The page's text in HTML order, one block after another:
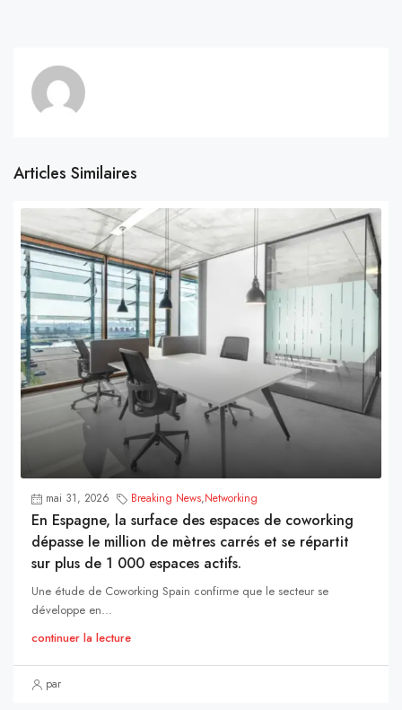
Articles Similaires
mai 31, 2026 Breaking News,Networking
En Espagne, la surface des espaces de coworking
dépasse le million de mètres carrés et se répartit
sur plus de 1 000 espaces actifs.
Une étude de Coworking Spain confirme que le secteur se
développe en...
continuer la lecture
par